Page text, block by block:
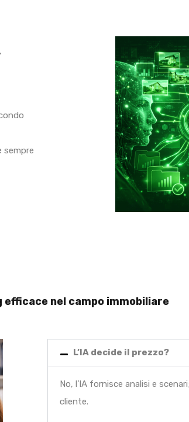
sempre
efficace nel campo immobiliare
L’IA decide il prezzo?
No, l’IA fornisce analisi e
cliente.